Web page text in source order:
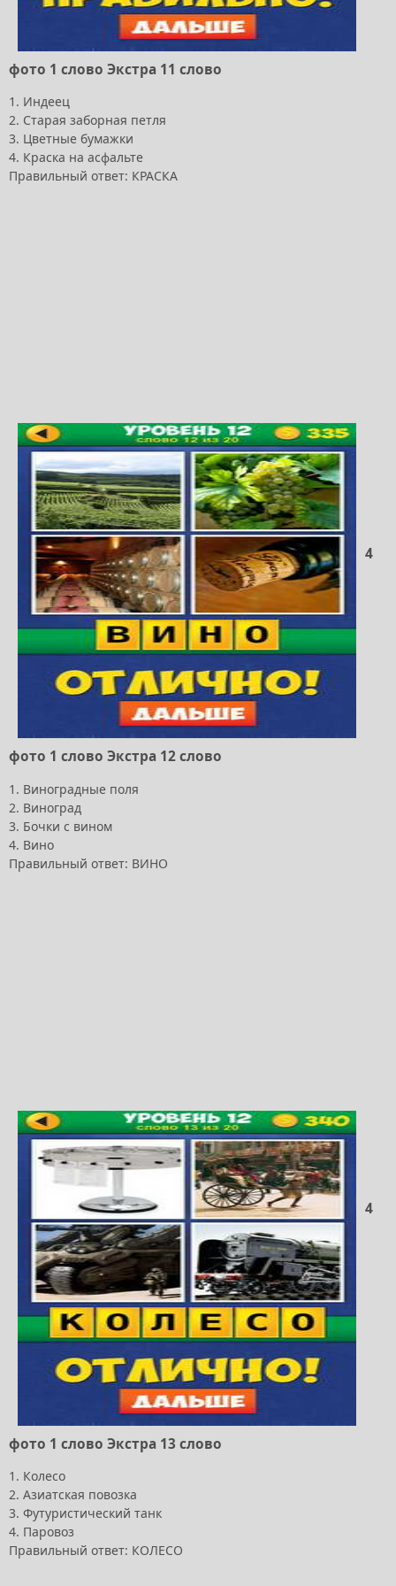
фото 1 слово Экстра 11 слово
1. Индеец
2. Старая заборная петля
3. Цветные бумажки
4. Краска на асфальте
Правильный ответ: КРАСКА
4
фото 1 слово Экстра 12 слово
1. Виноградные поля
2. Виноград
3. Бочки с вином
4. Вино
Правильный ответ: ВИНО
4
фото 1 слово Экстра 13 слово
1. Колесо
2. Азиатская повозка
3. Футуристический танк
4. Паровоз
Правильный ответ: КОЛЕСО